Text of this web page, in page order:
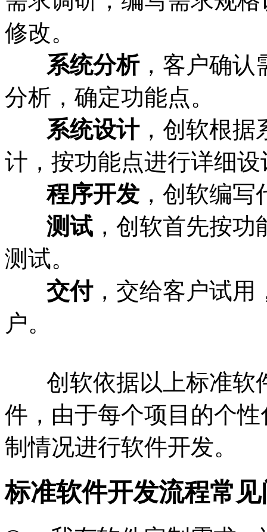
修改。
系统分析，客户确认
分析，确定功能点。
系统设计，创软根据
计，按功能点进行详细设
程序开发 ，创软编
测试 ，创软首先按
测试。
交付，交给客户试用
户。
创软依据以上标准软
件，由于每个项目的个
制情况进行软件开发。
标准软件开发流程常